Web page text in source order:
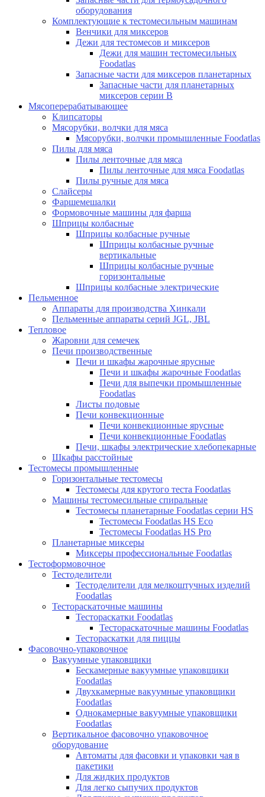
оборудования
Комплектующие к тестомесильным машинам
Венчики для миксеров
Дежи для тестомесов и миксеров
Дежи для машин тестомесильных
Foodatlas
Запасные части для миксеров планетарных
Запасные части для планетарных
миксеров серии В
Мясоперерабатывающее
Клипсаторы
Мясорубки, волчки для мяса
Мясорубки, волчки промышленные Foodatlas
Пилы для мяса
Пилы ленточные для мяса
Пилы ленточные для мяса Foodatlas
Пилы ручные для мяса
Слайсеры
Фаршемешалки
Формовочные машины для фарша
Шприцы колбасные
Шприцы колбасные ручные
Шприцы колбасные ручные
вертикальные
Шприцы колбасные ручные
горизонтальные
Шприцы колбасные электрические
Пельменное
Аппараты для производства Хинкали
Пельменные аппараты серий JGL, JBL
Тепловое
Жаровни для семечек
Печи производственные
Печи и шкафы жарочные ярусные
Печи и шкафы жарочные Foodatlas
Печи для выпечки промышленные
Foodatlas
Листы подовые
Печи конвекционные
Печи конвекционные ярусные
Печи конвекционные Foodatlas
Печи, шкафы электрические хлебопекарные
Шкафы расстойные
Тестомесы промышленные
Горизонтальные тестомесы
Тестомесы для крутого теста Foodаtlas
Машины тестомесильные спиральные
Тестомесы планетарные Foodatlas серии HS
Тестомесы Foodatlas HS Eco
Тестомесы Foodatlas HS Pro
Планетарные миксеры
Миксеры профессиональные Foodatlas
Тестоформовочное
Тестоделители
Тестоделители для мелкоштучных изделий
Foodatlas
Тестораскаточные машины
Тестораскатки Foodatlas
Тестораскаточные машины Foodatlas
Тестораскатки для пиццы
Фасовочно-упаковочное
Вакуумные упаковщики
Бескамерные вакуумные упаковщики
Foodatlas
Двухкамерные вакуумные упаковщики
Foodatlas
Однокамерные вакуумные упаковщики
Foodatlas
Вертикальное фасовочно упаковочное
оборудование
Автоматы для фасовки и упаковки чая в
пакетики
Для жидких продуктов
Для легко сыпучих продуктов